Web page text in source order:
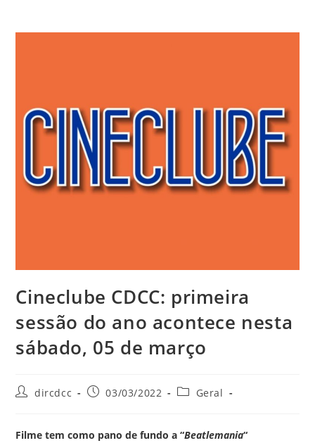
Cineclube CDCC: primeira
sessão do ano acontece nesta
sábado, 05 de março
dircdcc 03/03/2022 Geral
Filme tem como pano de fundo a “Beatlemania“